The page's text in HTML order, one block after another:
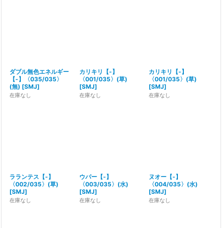
ダブル無色エネルギー
【-】〈035/035〉
(無) [SMJ]
在庫なし
カリキリ【-】
〈001/035〉(草)
[SMJ]
在庫なし
カリキリ【-】
〈001/035〉(草)
[SMJ]
在庫なし
ラランテス【-】
〈002/035〉(草)
[SMJ]
在庫なし
ウパー【-】
〈003/035〉(水)
[SMJ]
在庫なし
ヌオー【-】
〈004/035〉(水)
[SMJ]
在庫なし